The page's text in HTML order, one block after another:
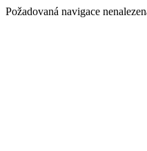
Požadovaná navigace